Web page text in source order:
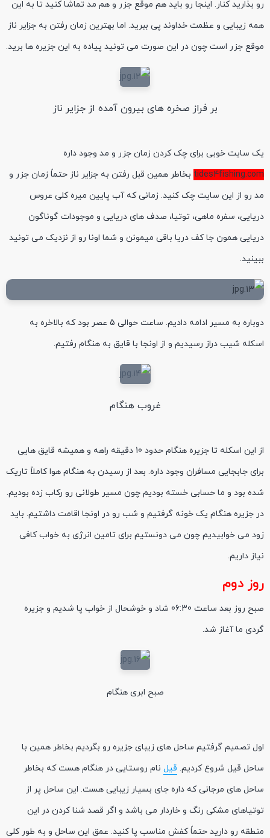
رو بذارید کنار. اینجا رو باید هم موقع جزر و هم مد تماشا کنید تا به این
همه زیبایی و عظمت خداوند پی ببرید. اما بهترین زمان رفتن به جزایر ناز
موقع جزر است چون در این صورت می تونید پیاده به این جزیره ها برید.
بر فراز صخره های بیرون آمده از جزایر ناز
یک سایت خوبی برای چک کردن زمان جزر و مد وجود داره
tides4fishing.com بخاطر همین قبل رفتن به جزایر ناز حتماً زمان جزر و
مد رو از این سایت چک کنید. زمانی که آب پایین میره کلی عروس
دریایی، سفره ماهی، توتیا، صدف های دریایی و موجودات گوناگون
دریایی همون جا کف دریا باقی میمونن و شما اونا رو از نزدیک می تونید
ببینید.
دوباره به مسیر ادامه دادیم. ساعت حوالی 5 عصر بود که بالاخره به
اسکله شیب دراز رسیدیم و از اونجا با قایق به هنگام رفتیم.
غروب هنگام
از این اسکله تا جزیره هنگام حدود 10 دقیقه راهه و همیشه قایق هایی
برای جابجایی مسافران وجود داره. بعد از رسیدن به هنگام هوا کاملاً تاریک
شده بود و ما حسابی خسته بودیم چون مسیر طولانی رو رکاب زده بودیم.
در جزیره هنگام یک خونه گرفتیم و شب رو در اونجا اقامت داشتیم. باید
زود می خوابیدیم چون می دونستیم برای تامین انرژی به خواب کافی
نیاز داریم.
روز دوم
صبح روز بعد ساعت 06:30 شاد و خوشحال از خواب پا شدیم و جزیره
گردی ما آغاز شد.
صبح ابری هنگام
اول تصمیم گرفتیم ساحل های زیبای جزیره رو بگردیم بخاطر همین با
ساحل قیل شروع کردیم. قیل نام روستایی در هنگام هست که بخاطر
ساحل های مرجانی که داره جای بسیار زیبایی هست. این ساحل پر از
توتیاهای مشکی رنگ و خاردار می باشد و اگر قصد شنا کردن در این
منطقه رو دارید حتماً کفش مناسب پا کنید. عمق این ساحل و به طور کلی